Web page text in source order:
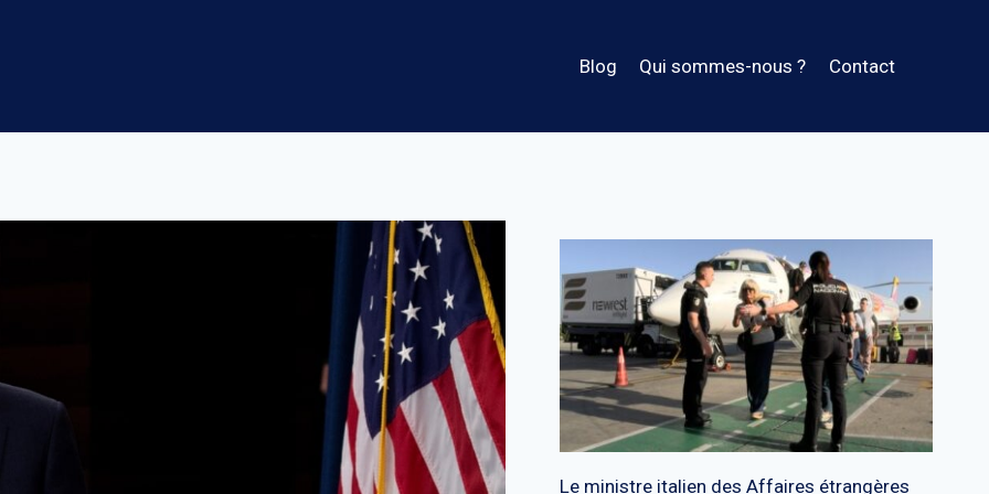
Blog Qui sommes-nous ? Contact
Le ministre italien des Affaires étrangères